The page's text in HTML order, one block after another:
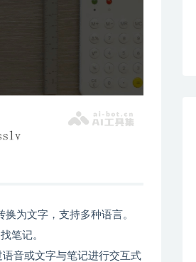
为文字，支持多种语言。
笔记。
音或文字与笔记进行交互式